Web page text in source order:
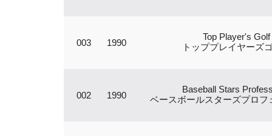
003 1990
Top Player's Golf
トッププレイヤーズ
002 1990
Baseball Stars
ベースボールスターズプロフ